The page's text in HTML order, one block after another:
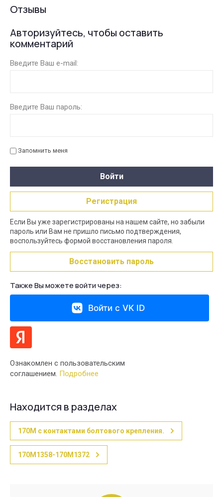
Отзывы
Авторизуйтесь, чтобы оставить
комментарий
Введите Ваш e-mail:
Введите Ваш пароль:
Запомнить меня
Войти
Регистрация
Если Вы уже зарегистрированы на нашем сайте, но забыли
пароль или Вам не пришло письмо подтверждения,
воспользуйтесь формой восстановления пароля.
Восстановить пароль
Также Вы можете войти через:
Войти с VK ID
Ознакомлен с пользовательским
соглашением. Подробнее
Находится в разделах
170М с контактами болтового крепления.
170M1358-170M1372